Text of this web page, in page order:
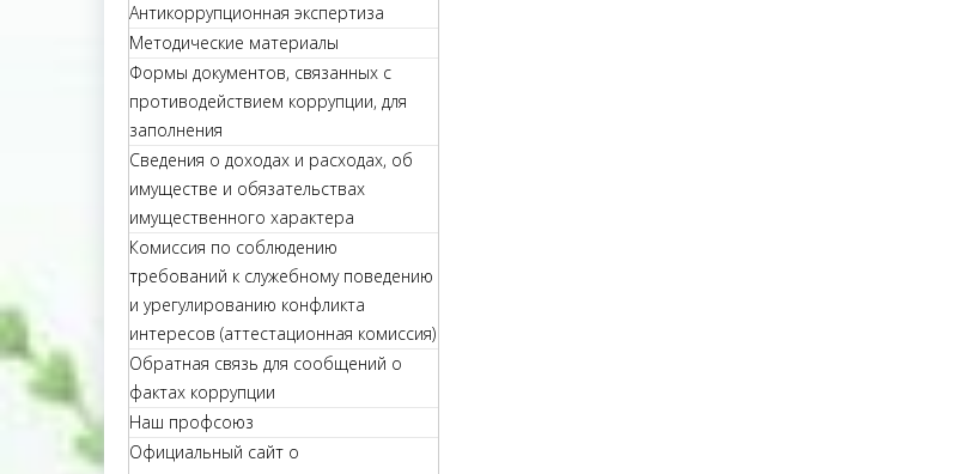
Антикоррупционная экспертиза
Методические материалы
Формы документов, связанных с
противодействием коррупции, для
заполнения
Сведения о доходах и расходах, об
имуществе и обязательствах
имущественного характера
Комиссия по соблюдению
требований к служебному поведению
и урегулированию конфликта
интересов (аттестационная комиссия)
Обратная связь для сообщений о
фактах коррупции
Наш профсоюз
Официальный сайт о